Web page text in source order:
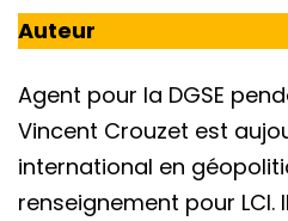
Auteur
Agent pour la DGSE
Vincent Crouzet est
international en
renseignement pour LCI.